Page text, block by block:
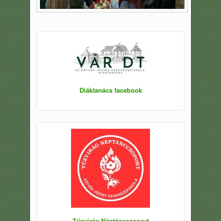
Diáktanács facebook